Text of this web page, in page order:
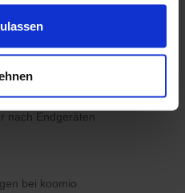
hast oder die sie
Dienste gesammelt
nach Endgeräten